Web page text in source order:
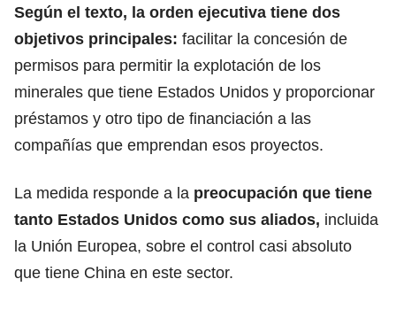
Según el texto, la orden ejecutiva tiene dos
objetivos principales: facilitar la concesión de
permisos para permitir la explotación de los
minerales que tiene Estados Unidos y proporcionar
préstamos y otro tipo de financiación a las
compañías que emprendan esos proyectos.
La medida responde a la preocupación que tiene
tanto Estados Unidos como sus aliados, incluida
la Unión Europea, sobre el control casi absoluto
que tiene China en este sector.